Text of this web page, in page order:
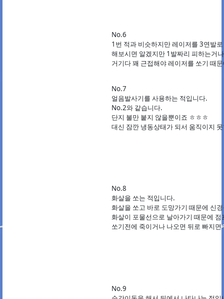
No.6
1번 적과 비슷하지만 레이저를 3연발
해보시면 알겠지만 1발짜리 피하는거
거기다 꽤 근접해야 레이저를 쏘기 때
No.7
얼음발사기를 사용하는 적입니다.
No.2와 같습니다.
단지 불만 붙지 않을뿐이죠 ㅎㅎㅎ
대신 잠깐 냉동상태가 되서 움직이지
No.8
화살을 쏘는 적입니다.
화살을 쏘고 바로 도망가기 때문에 신
화살이 포물선으로 날아가기 때문에
쏘기전에 죽이거나 나오면 뒤로 빠지면
No.9